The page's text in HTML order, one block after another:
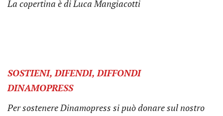
La copertina è di Luca Mangiacotti
SOSTIENI, DIFENDI, DIFFONDI
DINAMOPRESS
Per sostenere Dinamopress si può donare sul nostro